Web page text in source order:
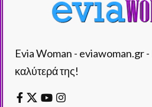
Evia Woman - eviawoman.gr
καλύτερά της!